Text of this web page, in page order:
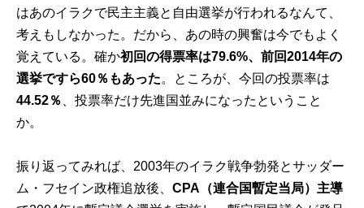
はあのイラクで民主主義と自由選挙が行われるなんて、
考えもしなかった。だから、あの時の興奮は今でもよく
覚えている。確か初回の得票率は79.6%、前回2014年の
選挙ですら60％もあった。ところが、今回の投票率は
44.52％
、投票率だけ先進国並みになったということ
か。
振り返ってみれば、2003年のイラク戦争勃発とサッダー
ム・フセイン政権追放後、CPA（連合国暫定当局）主導